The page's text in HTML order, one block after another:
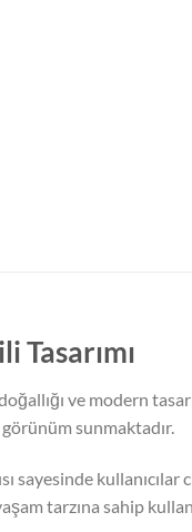
Tasarımı
ve modern
sunmaktadır.
sayesinde
tarzına sahip